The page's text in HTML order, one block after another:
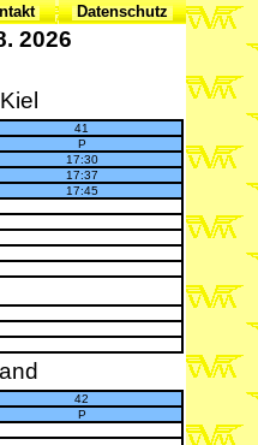
Datenschutz
2026
41
P
17:30
17:37
17:45
42
P